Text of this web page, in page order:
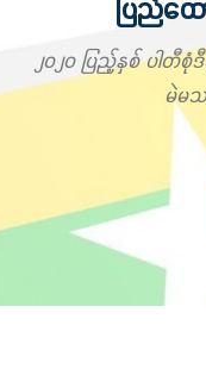
ပြည်ထ
၂၀၂၀ ပြည့်နှစ် ပါ
မဲမသ